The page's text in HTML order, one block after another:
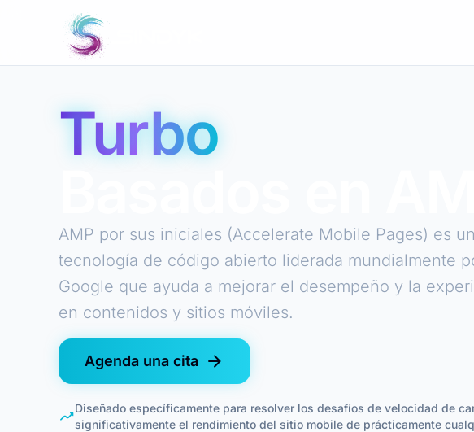
Turbo
AMP por sus iniciales (Accelerate Mobile Pages) es
tecnología de código abierto liderada mundialmente
Google que ayuda a mejorar el desempeño y la
en contenidos y sitios móviles.
Agenda una cita arrow_forward
moving
Diseñado específicamente para resolver los desafíos de velocidad de
significativamente el rendimiento del sitio mobile de prácticamente